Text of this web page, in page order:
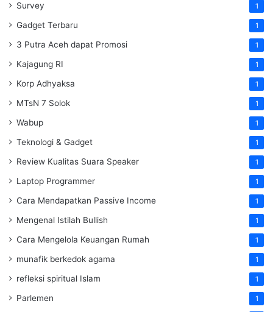
Survey 1
Gadget Terbaru 1
3 Putra Aceh dapat Promosi 1
Kajagung RI 1
Korp Adhyaksa 1
MTsN 7 Solok 1
Wabup 1
Teknologi & Gadget 1
Review Kualitas Suara Speaker 1
Laptop Programmer 1
Cara Mendapatkan Passive Income 1
Mengenal Istilah Bullish 1
Cara Mengelola Keuangan Rumah 1
munafik berkedok agama 1
refleksi spiritual Islam 1
Parlemen 1